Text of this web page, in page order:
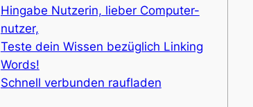
Hingabe Nutzerin, lieber Computer-
nutzer,
Teste dein Wissen bezüglich Linking
Words!
Schnell verbunden raufladen